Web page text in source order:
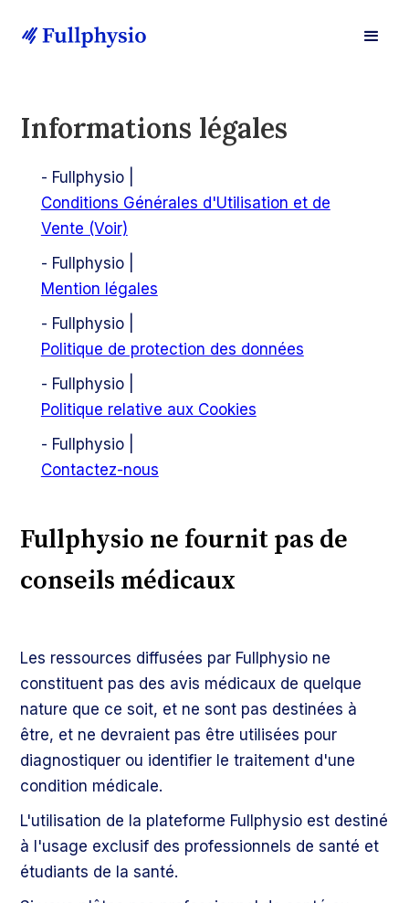
Informations légales
- Fullphysio |
Conditions Générales d'Utilisation et de
Vente (Voir)
- Fullphysio |
Mention légales
- Fullphysio |
Politique de protection des données
- Fullphysio |
Politique relative aux Cookies
- Fullphysio |
Contactez-nous
Fullphysio ne fournit pas de
conseils médicaux
Les ressources diffusées par Fullphysio ne
constituent pas des avis médicaux de quelque
nature que ce soit, et ne sont pas destinées à
être, et ne devraient pas être utilisées pour
diagnostiquer ou identifier le traitement d'une
condition médicale.
L'utilisation de la plateforme Fullphysio est destiné
à l'usage exclusif des professionnels de santé et
étudiants de la santé.